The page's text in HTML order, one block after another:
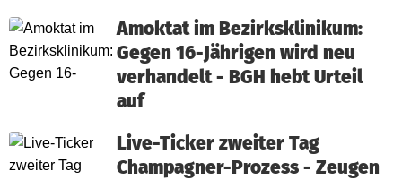
Amoktat im Bezirksklinikum:
Gegen 16-Jährigen wird neu
verhandelt - BGH hebt Urteil
auf
Live-Ticker zweiter Tag
Champagner-Prozess - Zeugen